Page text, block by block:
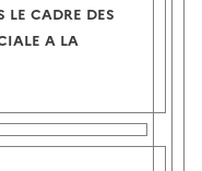
CADRE DES
A LA